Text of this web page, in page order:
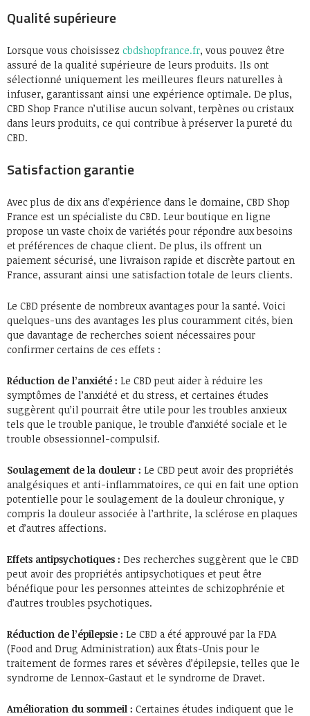
Qualité supérieure
Lorsque vous choisissez cbdshopfrance.fr, vous pouvez être
assuré de la qualité supérieure de leurs produits. Ils ont
sélectionné uniquement les meilleures fleurs naturelles à
infuser, garantissant ainsi une expérience optimale. De plus,
CBD Shop France n’utilise aucun solvant, terpènes ou cristaux
dans leurs produits, ce qui contribue à préserver la pureté du
CBD.
Satisfaction garantie
Avec plus de dix ans d’expérience dans le domaine, CBD Shop
France est un spécialiste du CBD. Leur boutique en ligne
propose un vaste choix de variétés pour répondre aux besoins
et préférences de chaque client. De plus, ils offrent un
paiement sécurisé, une livraison rapide et discrète partout en
France, assurant ainsi une satisfaction totale de leurs clients.
Le CBD présente de nombreux avantages pour la santé. Voici
quelques-uns des avantages les plus couramment cités, bien
que davantage de recherches soient nécessaires pour
confirmer certains de ces effets :
Réduction de l’anxiété : Le CBD peut aider à réduire les
symptômes de l’anxiété et du stress, et certaines études
suggèrent qu’il pourrait être utile pour les troubles anxieux
tels que le trouble panique, le trouble d’anxiété sociale et le
trouble obsessionnel-compulsif.
Soulagement de la douleur : Le CBD peut avoir des propriétés
analgésiques et anti-inflammatoires, ce qui en fait une option
potentielle pour le soulagement de la douleur chronique, y
compris la douleur associée à l’arthrite, la sclérose en plaques
et d’autres affections.
Effets antipsychotiques : Des recherches suggèrent que le CBD
peut avoir des propriétés antipsychotiques et peut être
bénéfique pour les personnes atteintes de schizophrénie et
d’autres troubles psychotiques.
Réduction de l’épilepsie : Le CBD a été approuvé par la FDA
(Food and Drug Administration) aux États-Unis pour le
traitement de formes rares et sévères d’épilepsie, telles que le
syndrome de Lennox-Gastaut et le syndrome de Dravet.
Amélioration du sommeil : Certaines études indiquent que le